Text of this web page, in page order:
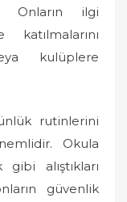
Onların ilgi
kulüplere
rutinlerini
Okula
alıştıkları
güvenlik